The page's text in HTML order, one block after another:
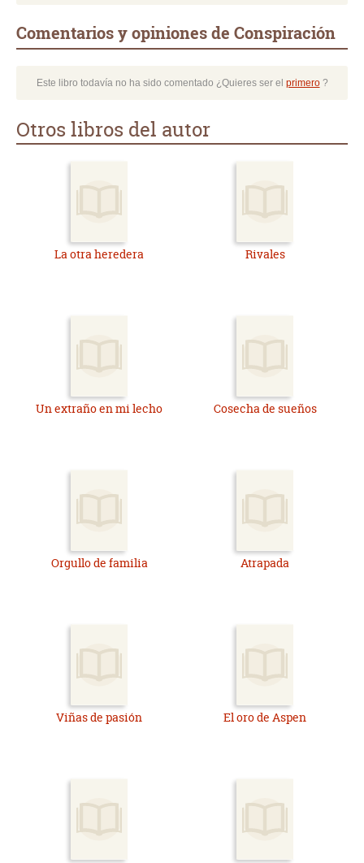
Comentarios y opiniones de Conspiración
Este libro todavía no ha sido comentado ¿Quieres ser el primero?
Otros libros del autor
La otra heredera Rivales
Un extraño en mi lecho Cosecha de sueños
Orgullo de familia Atrapada
Viñas de pasión El oro de Aspen